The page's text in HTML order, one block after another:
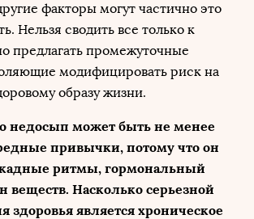
факторы могут частично это
Нельзя сводить все только к
предлагать промежуточные
модифицировать риск на
образу жизни.
недосып может быть не менее
привычки, потому что он
ритмы, гормональный
веществ. Насколько серьезной
здоровья является хроническое